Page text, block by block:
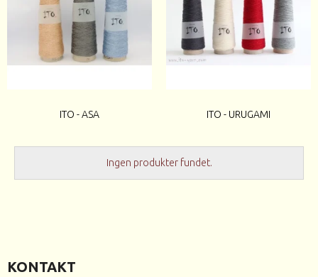
ITO - ASA ITO - URUGAMI
Ingen produkter fundet.
KONTAKT